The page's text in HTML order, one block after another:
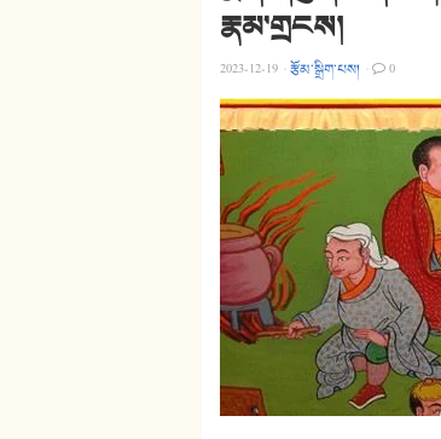
རྣམ་གྲངས།
2023-12-19 ·རྩོམ་སྒྲིག་པས། · 0